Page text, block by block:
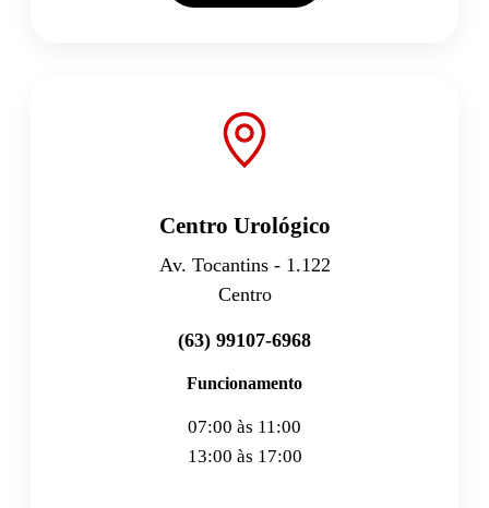
Centro Urológico
Av. Tocantins - 1.122
Centro
(63) 99107-6968
Funcionamento
07:00 às 11:00
13:00 às 17:00